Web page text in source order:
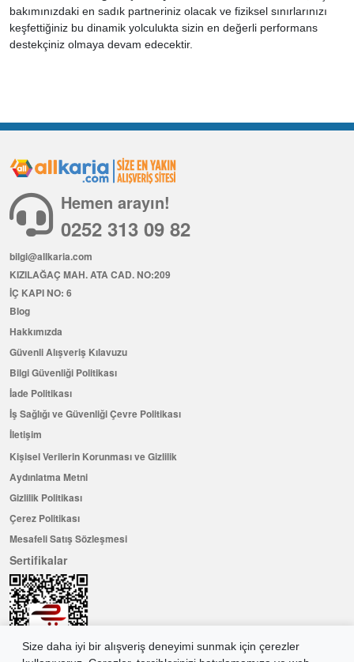
bakımınızdaki en sadık partneriniz olacak ve fiziksel sınırlarınızı
keşfettiğiniz bu dinamik yolculukta sizin en değerli performans
destekçiniz olmaya devam edecektir.
Size daha iyi bir alışveriş deneyimi sunmak için çerezler
Hemen arayın!
0252 313 09 82
bilgi@allkaria.com
KIZILAĞAÇ MAH. ATA CAD. NO:209
İÇ KAPI NO: 6
Blog
Hakkımızda
Güvenli Alışveriş Kılavuzu
Bilgi Güvenliği Politikası
İade Politikası
İş Sağlığı ve Güvenliği Çevre Politikası
İletişim
Kişisel Verilerin Korunması ve Gizlilik
Aydınlatma Metni
Gizlilik Politikası
Çerez Politikası
Mesafeli Satış Sözleşmesi
Sertifikalar